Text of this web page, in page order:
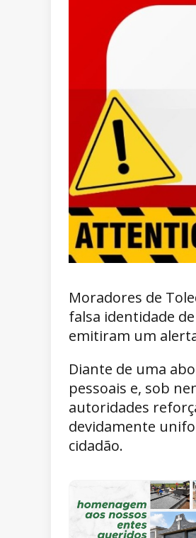
Moradores de
falsa identidade
emitiram um
Diante de uma
pessoais e, sob
autoridades
devidamente
cidadão.